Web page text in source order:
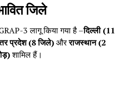
जिले
3 लागू किया गया है –दिल्ली (11
प्रदेश (8 जिले)औरराजस्थान (2
शामिल हैं।